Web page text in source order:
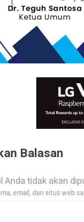
Balasan
Anda tidak akan
email, dan situs web